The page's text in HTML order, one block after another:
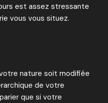
est assez stressante
vous vous situez.
nature soit modifiée
de votre
que si votre